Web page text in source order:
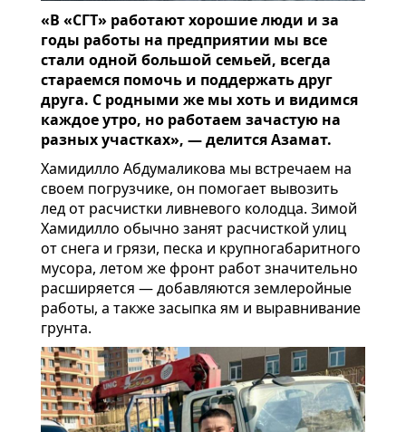
«В «СГТ» работают хорошие люди и за
годы работы на предприятии мы все
стали одной большой семьей, всегда
стараемся помочь и поддержать друг
друга. С родными же мы хоть и видимся
каждое утро, но работаем зачастую на
разных участках», — делится Азамат.
Хамидилло Абдумаликова мы встречаем на
своем погрузчике, он помогает вывозить
лед от расчистки ливневого колодца. Зимой
Хамидилло обычно занят расчисткой улиц
от снега и грязи, песка и крупногабаритного
мусора, летом же фронт работ значительно
расширяется — добавляются землеройные
работы, а также засыпка ям и выравнивание
грунта.